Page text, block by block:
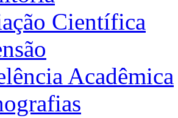
Científica
Acadêmica